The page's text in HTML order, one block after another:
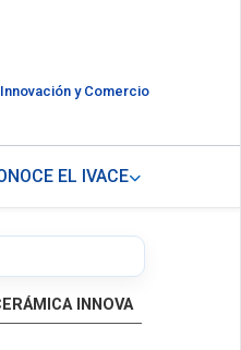
y Comercio
EL IVACE
INNOVA